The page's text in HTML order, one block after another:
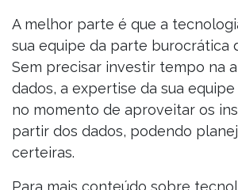
A melhor parte é que a
sua equipe da parte burocrática
Sem precisar investir tempo na
dados, a expertise da sua
no momento de aproveitar os
partir dos dados, podendo
certeiras.